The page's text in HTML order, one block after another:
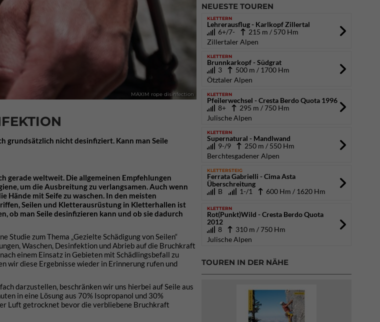
MAXIM rope disinfection
grundsätzlich nicht desinfiziert. Kann man Seile
gerade weltweit. Die allgemeinen Empfehlungen
um die Ausbreitung zu verlangsamen. Auch wenn
Hände mit Seife zu waschen. In den meisten
Seilen und Kletterausrüstung in Kletterhallen ist
ob man Seile desinfizieren kann und ob sie dadurch
zum Thema „Gezielte Schädigung von Seilen“
Waschen, Desinfektion und Abrieb auf die Bruchkraft
einem Einsatz in Gebieten mit Schädlingsbefall zu
wir diese Ergebnisse wieder in Erinnerung rufen und
darzustellen, beschränken wir uns hierbei auf Seile aus
in eine Lösung aus 70% Isopropanol und 30%
Luft getrocknet bevor die verbliebene Bruchkraft
NEUESTE TOUREN
KLETTERN
Lehrerausflug - Karlkopf Zillertal
6+/7-
215 m / 570 Hm
Zillertaler Alpen
KLETTERN
Brunnkarkopf - Südgrat
3
500 m / 1700 Hm
Ötztaler Alpen
KLETTERN
Pfeilerwechsel - Cresta Berdo Quota 1996
8+
295 m / 750 Hm
Julische Alpen
KLETTERN
Supernatural - Mandlwand
9-/9
250 m / 550 Hm
Berchtesgadener Alpen
KLETTERSTEIG
Ferrata Gabrielli - Cima Asta
Überschreitung
B
1-/1 600 Hm / 1620 Hm
KLETTERN
Rot(Punkt)Wild - Cresta Berdo Quota
2012
8
310 m / 750 Hm
Julische Alpen
TOUREN IN DER NÄHE